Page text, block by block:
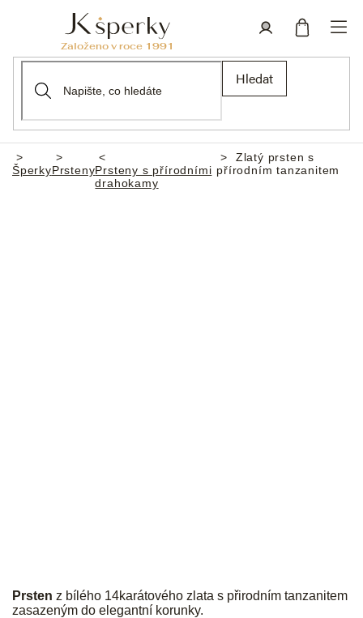
Hledat
Domů
ŠperkyPrstenyPrsteny s přírodními
drahokamy
Zlatý prsten s
přírodním tanzanitem
Prsten z bílého 14karátového zlata s přirodním tanzanitem
zasazeným do elegantní korunky.